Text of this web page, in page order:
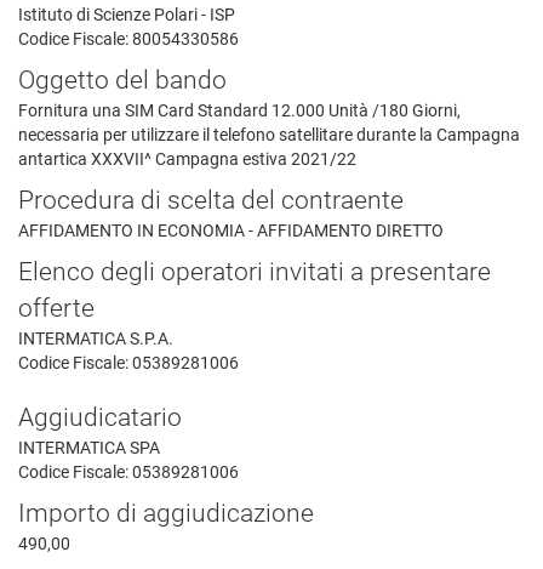
Istituto di Scienze Polari - ISP
Codice Fiscale: 80054330586
Oggetto del bando
Fornitura una SIM Card Standard 12.000 Unità /180 Giorni,
necessaria per utilizzare il telefono satellitare durante la Campagna
antartica XXXVII^ Campagna estiva 2021/22
Procedura di scelta del contraente
AFFIDAMENTO IN ECONOMIA - AFFIDAMENTO DIRETTO
Elenco degli operatori invitati a presentare
offerte
INTERMATICA S.P.A.
Codice Fiscale: 05389281006
Aggiudicatario
INTERMATICA SPA
Codice Fiscale: 05389281006
Importo di aggiudicazione
490,00